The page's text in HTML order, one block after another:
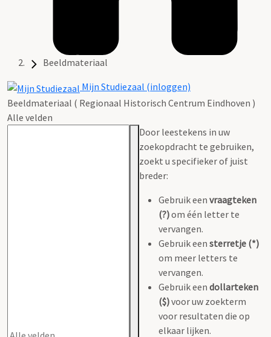
Beeldmateriaal
Mijn Studiezaal (inloggen)
Beeldmateriaal ( Regionaal Historisch Centrum Eindhoven )
Alle velden
Door leestekens in uw
zoekopdracht te gebruiken,
zoekt u specifieker of juist
breder:
Gebruik een vraagteken
(?)om één letter te
vervangen.
Gebruik een sterretje (*)
om meer letters te
vervangen.
Gebruik een dollarteken
($)voor uw zoekterm
voor resultaten die op
elkaar lijken.